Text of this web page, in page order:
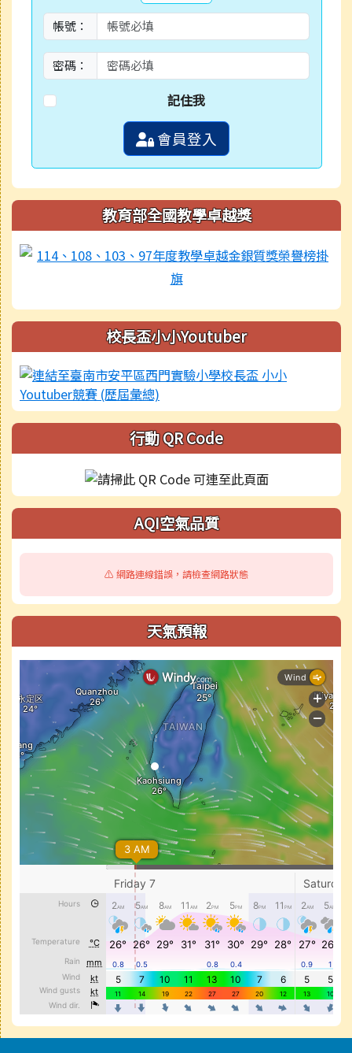
帳號：
密碼：
記住我
會員登入
教育部全國教學卓越獎
校長盃小小Youtuber
行動 QR Code
AQI空氣品質
⚠️ 網路連線錯誤，請檢查網路狀態
天氣預報